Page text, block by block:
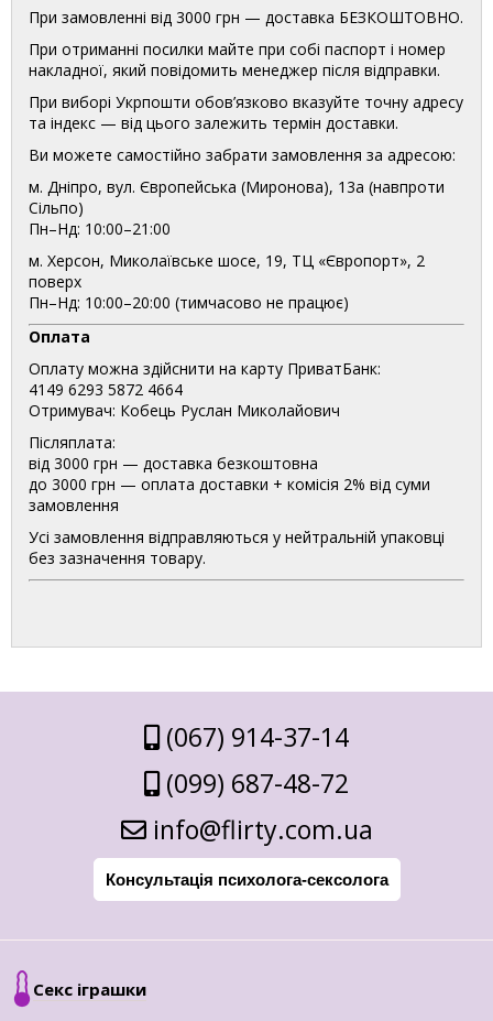
При замовленні від 3000 грн — доставка БЕЗКОШТОВНО.
При отриманні посилки майте при собі паспорт і номер
накладної, який повідомить менеджер після відправки.
При виборі Укрпошти обов’язково вказуйте точну адресу
та індекс — від цього залежить термін доставки.
Ви можете самостійно забрати замовлення за адресою:
м. Дніпро, вул. Європейська (Миронова), 13а (навпроти
Сільпо)
Пн–Нд: 10:00–21:00
м. Херсон, Миколаївське шосе, 19, ТЦ «Європорт», 2
поверх
Пн–Нд: 10:00–20:00 (тимчасово не працює)
Оплата
Оплату можна здійснити на карту ПриватБанк:
4149 6293 5872 4664
Отримувач: Кобець Руслан Миколайович
Післяплата:
від 3000 грн — доставка безкоштовна
до 3000 грн — оплата доставки + комісія 2% від суми
замовлення
Усі замовлення відправляються у нейтральній упаковці
без зазначення товару.
(067) 914-37-14
(099) 687-48-72
info@flirty.com.ua
Консультація психолога-сексолога
Секс іграшки